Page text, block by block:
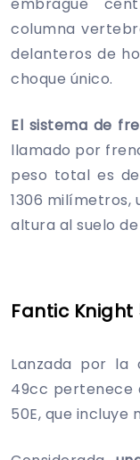
columna
delanteros de
choque único.
El sistema de
llamado por
peso total es
1306 milímetros,
altura al suelo
Fantic Knight
Lanzada por la
49cc pertenece
50E, que incluye